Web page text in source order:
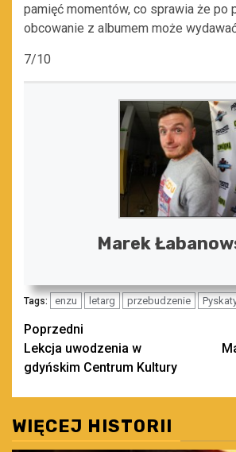
pamięć momentów, co sprawia że po
obcowanie z albumem może
7/10
Marek
Tags: enzu letarg przebudzenie
Zobacz
wpisy
Poprzedni
Lekcja uwodzenia w
gdyńskim Centrum Kultury
WIĘCEJ HISTORII